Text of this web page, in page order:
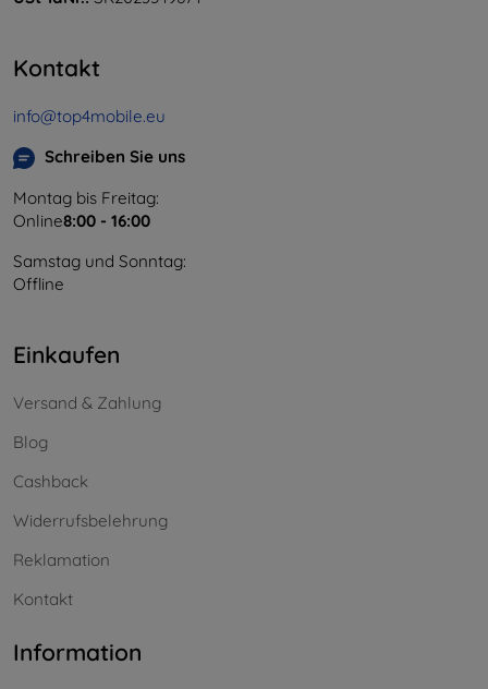
Kontakt
info@top4mobile.eu
Schreiben Sie uns
Montag bis Freitag:
Online8:00 - 16:00
Samstag und Sonntag:
Offline
Einkaufen
Versand & Zahlung
Blog
Cashback
Widerrufsbelehrung
Reklamation
Kontakt
Information